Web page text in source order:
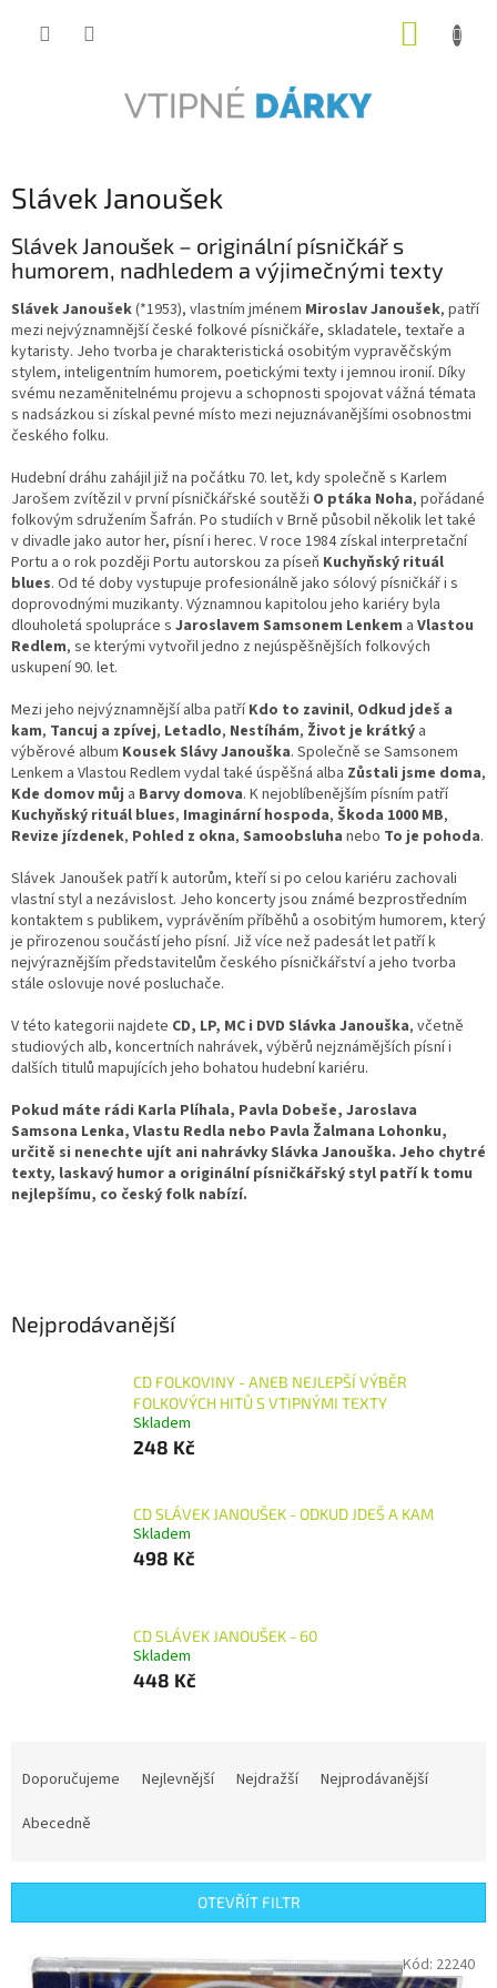
Slávek Janoušek
Slávek Janoušek – originální písničkář s
humorem, nadhledem a výjimečnými texty
Slávek Janoušek(*1953), vlastním jménem Miroslav Janoušek, patří
mezi nejvýznamnější české folkové písničkáře, skladatele, textaře a
kytaristy. Jeho tvorba je charakteristická osobitým vypravěčským
stylem, inteligentním humorem, poetickými texty i jemnou ironií. Díky
svému nezaměnitelnému projevu a schopnosti spojovat vážná témata
s nadsázkou si získal pevné místo mezi nejuznávanějšími osobnostmi
českého folku.
Hudební dráhu zahájil již na počátku 70. let, kdy společně s Karlem
Jarošem zvítězil v první písničkářské soutěži O ptáka Noha, pořádané
folkovým sdružením Šafrán. Po studiích v Brně působil několik let také
v divadle jako autor her, písní i herec. V roce 1984 získal interpretační
Portu a o rok později Portu autorskou za píseň Kuchyňský rituál
blues. Od té doby vystupuje profesionálně jako sólový písničkář i s
doprovodnými muzikanty. Významnou kapitolou jeho kariéry byla
dlouholetá spolupráce s Jaroslavem Samsonem Lenkem a Vlastou
Redlem, se kterými vytvořil jedno z nejúspěšnějších folkových
uskupení 90. let.
Mezi jeho nejvýznamnější alba patříKdo to zavinil, Odkud jdeš a
kam, Tancuj a zpívej, Letadlo, Nestíhám, Život je krátký a
výběrové album Kousek Slávy Janouška. Společně se Samsonem
Lenkem a Vlastou Redlem vydal také úspěšná alba Zůstali jsme doma,
Kde domov můj a Barvy domova. K nejoblíbenějším písním patří
Kuchyňský rituál blues, Imaginární hospoda, Škoda 1000 MB,
Revize jízdenek, Pohled z okna, Samoobsluha nebo To je pohoda.
Slávek Janoušek patří k autorům, kteří si po celou kariéru zachovali
vlastní styl a nezávislost. Jeho koncerty jsou známé bezprostředním
kontaktem s publikem, vyprávěním příběhů a osobitým humorem, který
je přirozenou součástí jeho písní. Již více než padesát let patří k
nejvýraznějším představitelům českého písničkářství a jeho tvorba
stále oslovuje nové posluchače.
V této kategorii najdete CD, LP, MC i DVD Slávka Janouška, včetně
studiových alb, koncertních nahrávek, výběrů nejznámějších písní i
dalších titulů mapujících jeho bohatou hudební kariéru.
Pokud máte rádi Karla Plíhala, Pavla Dobeše, Jaroslava
Samsona Lenka, Vlastu Redla nebo Pavla Žalmana Lohonku,
určitě si nenechte ujít ani nahrávky Slávka Janouška. Jeho chytré
texty, laskavý humor a originální písničkářský styl patří k tomu
nejlepšímu, co český folk nabízí.
Nejprodávanější
CD FOLKOVINY - ANEB NEJLEPŠÍ VÝBĚR
FOLKOVÝCH HITŮ S VTIPNÝMI TEXTY
Skladem
248 Kč
CD SLÁVEK JANOUŠEK - ODKUD JDEŠ A KAM
Skladem
498 Kč
CD SLÁVEK JANOUŠEK - 60
Skladem
448 Kč
r
Doporučujeme Nejlevnější Nejdražší
Nejprodávanější
Abecedně
OTEVŘÍT FILTR
Kód: 22240